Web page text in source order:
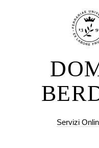
Servizi Online